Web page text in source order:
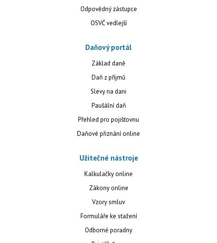
Odpovědný zástupce
OSVČ vedlejší
Daňový portál
Základ daně
Daň z příjmů
Slevy na dani
Paušální daň
Přehled pro pojišťovnu
Daňové přiznání online
Užitečné nástroje
Kalkulačky online
Zákony online
Vzory smluv
Formuláře ke stažení
Odborné poradny